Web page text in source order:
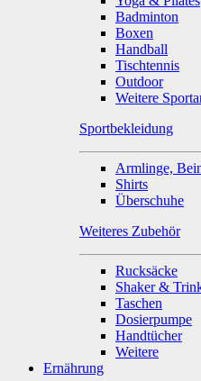
Badminton
Boxen
Handball
Tischtennis
Outdoor
Weitere
Sportbekleidung
Armlinge,
Shirts
Überschuhe
Weiteres Zubehör
Rucksäcke
Shaker &
Taschen
Dosierpumpe
Handtücher
Weitere
Ernährung